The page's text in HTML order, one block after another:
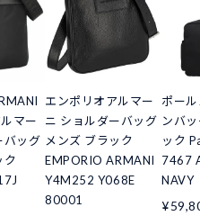
マー
バッグ
ク
エンポリオアルマー
ニ ショルダーバッグ
メンズ ブラック
EMPORIO ARMANI
Y4M252 Y068E
80001
ポー
ンバ
ック
7467
NAVY